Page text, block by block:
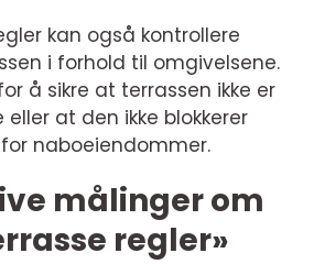
kan også kontrollere
i forhold til omgivelsene.
å sikre at terrassen ikke er
at den ikke blokkerer
naboeiendommer.
målinger om
regler»